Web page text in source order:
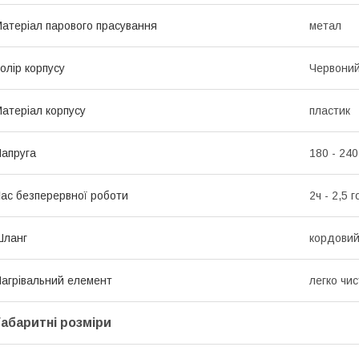
парового прасування метал
корпусу
корпусу пластик
180 -
безперервної роботи 2ч - 2,5
елемент легко
розміри